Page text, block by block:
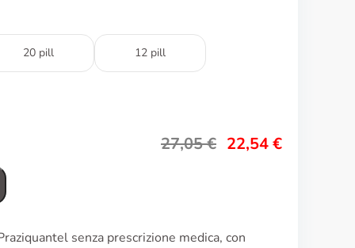
20 pill 12 pill
27,05€ 22,54€
senza prescrizione medica, con